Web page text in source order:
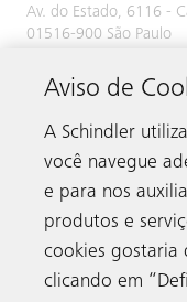
Av. do Estado, 6116 -
01516-900 São Paulo
Aviso de
A Schindler
você navegue
e para nos
produtos e
cookies gostaria
clicando em